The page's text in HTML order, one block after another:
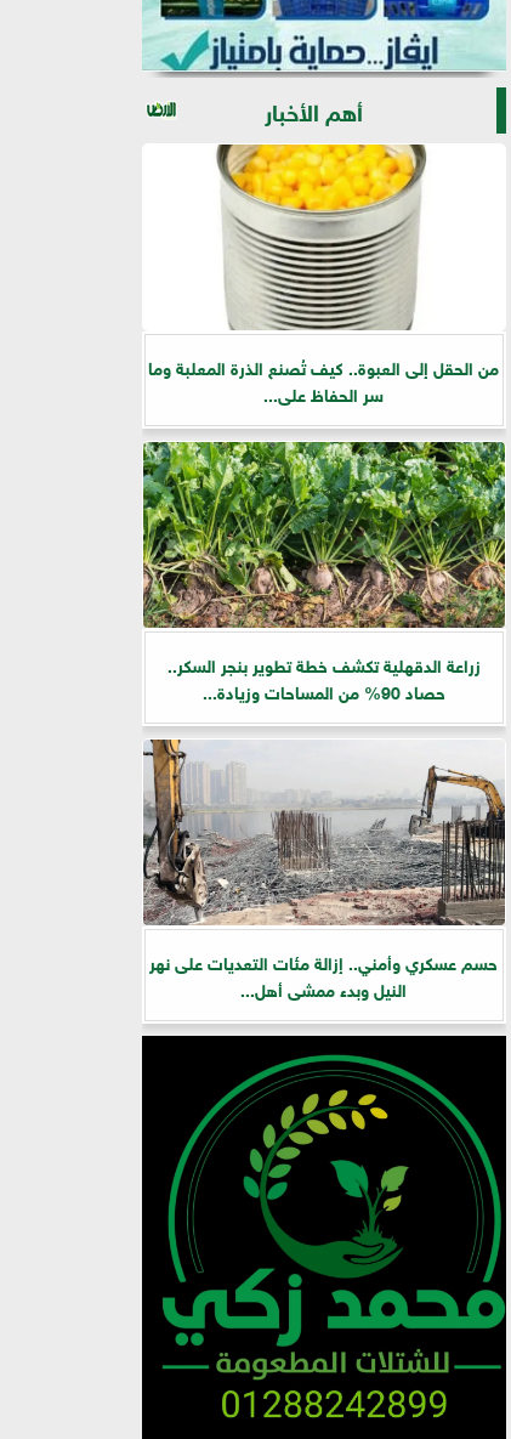
أهم الأخبار
من الحقل إلى العبوة.. كيف تُصنع الذرة المعلبة وما
سر الحفاظ على...
زراعة الدقهلية تكشف خطة تطوير بنجر السكر..
حصاد 90% من المساحات وزيادة...
حسم عسكري وأمني.. إزالة مئات التعديات على نهر
النيل وبدء ممشى أهل...